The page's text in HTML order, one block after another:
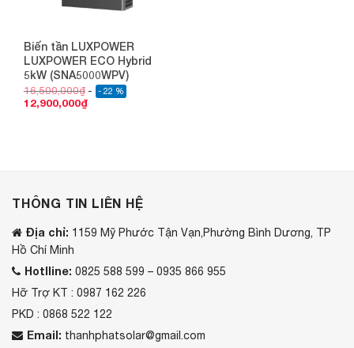
Biến tần LUXPOWER
LUXPOWER ECO Hybrid
5kW (SNA5000WPV)
16,500,000₫ - 22 %
12,900,000₫
THÔNG TIN LIÊN HỆ
Địa chỉ: 1159 Mỹ Phước Tận Vạn,Phường Bình Dương, TP
Hồ Chí Minh
Hotlline: 0825 588 599 – 0935 866 955
Hỡ Trợ KT : 0987 162 226
PKD : 0868 522 122
Email: thanhphatsolar@gmail.com